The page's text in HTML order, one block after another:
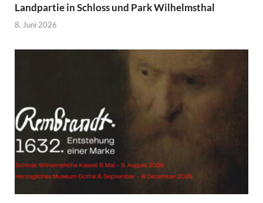
Landpartie in Schloss und Park Wilhelmsthal
8. Juni 2026